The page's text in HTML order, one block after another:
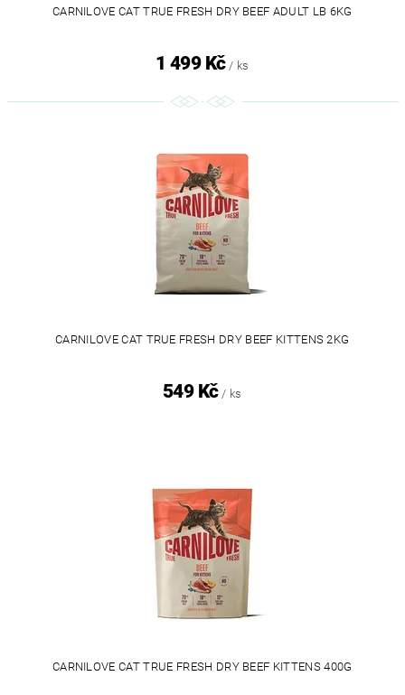
CARNILOVE CAT TRUE FRESH DRY BEEF ADULT LB 6KG
1 499 Kč / ks
CARNILOVE CAT TRUE FRESH DRY BEEF KITTENS 2KG
549 Kč / ks
CARNILOVE CAT TRUE FRESH DRY BEEF KITTENS 400G